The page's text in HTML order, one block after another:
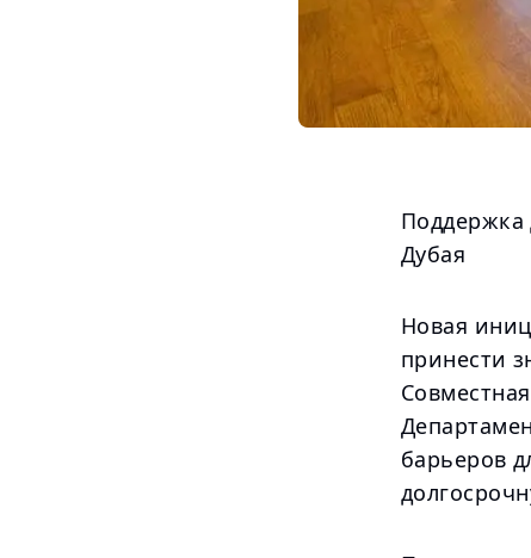
Поддержка
Дубая
Новая
принести
барьеров